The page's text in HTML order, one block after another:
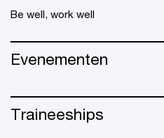
Be well, work well
Evenementen
Traineeships